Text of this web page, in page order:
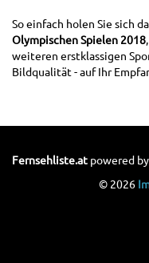
So einfach holen Sie sich
Olympischen Spielen 2018,
weiteren erstklassigen
Bildqualität - auf Ihr
Fernsehliste.at powered by
© 2026